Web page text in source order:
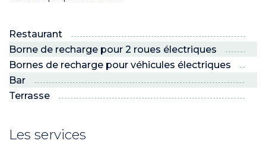
Restaurant
Borne de recharge pour 2 roues électriques
Bornes de recharge pour véhicules électriques
Bar
Terrasse
Les services